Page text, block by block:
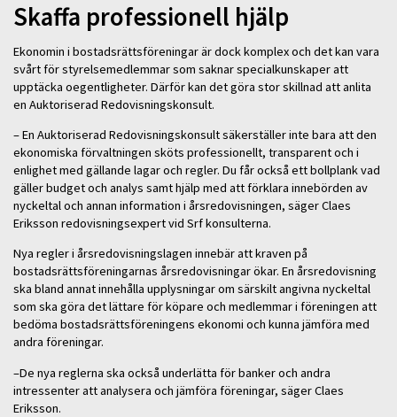
Skaffa professionell hjälp
Ekonomin i bostadsrättsföreningar är dock komplex och det kan vara
svårt för styrelsemedlemmar som saknar specialkunskaper att
upptäcka oegentligheter. Därför kan det göra stor skillnad att anlita
en Auktoriserad Redovisningskonsult.
– En Auktoriserad Redovisningskonsult säkerställer inte bara att den
ekonomiska förvaltningen sköts professionellt, transparent och i
enlighet med gällande lagar och regler. Du får också ett bollplank vad
gäller budget och analys samt hjälp med att förklara innebörden av
nyckeltal och annan information i årsredovisningen, säger Claes
Eriksson redovisningsexpert vid Srf konsulterna.
Nya regler i årsredovisningslagen innebär att kraven på
bostadsrättsföreningarnas årsredovisningar ökar. En årsredovisning
ska bland annat innehålla upplysningar om särskilt angivna nyckeltal
som ska göra det lättare för köpare och medlemmar i föreningen att
bedöma bostadsrättsföreningens ekonomi och kunna jämföra med
andra föreningar.
–De nya reglerna ska också underlätta för banker och andra
intressenter att analysera och jämföra föreningar, säger Claes
Eriksson.